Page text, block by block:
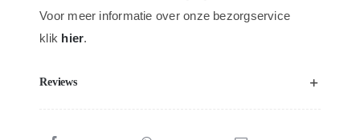
Voor meer informatie over onze bezorgservice
klik hier.
Reviews